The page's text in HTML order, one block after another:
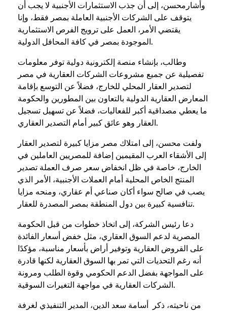
وأشارمحسن، إلى أن جذب الاستثمارات الأجنبية لا يجب أن
يتوقف على الشركات الأجنبية العاملة بمصر فقط، وإنا
يقتضي الأمر، العمل على ترويج الفرص الاستثمارية
الموجودة بمصر في كافة المحافل الدولية.
وطالب، بإنشاء منصة إلكترونية دولية توفر معلومات
تفصيلية عن جميع مشروعات الشركات العقارية في مصر
لتصدير العقار المحلي للخارج، فضلاً عن التوسع بإقامة
المعارض العقارية الدولية بالتعاون بين المطورين والحكومة
ما يعطي مصداقية أكبر للفعاليات، فضلاً عن تسهيل تسجيل
العقار وهو عائق كبير أمام التصدير العقاري.
ولفت محسن، إلى امتلاك مصر مزايا كبيرة لتصدير العقار
إلى الأشقاء العرب المقيمين إضافة للمصريين العاملين في
الخارج، خاصة في ظل انخفاض سعر صرف العملة تصدير
المنتج الخاص المحلية أمام العملات الأجنبية، الأمر الذي
يصب في صالح سواء أكان صناعي أم عقاري، ومنحه مزايا
تنافسية كبيرة بين دول المنطقة بمصر المصدرة للعقار.
دعا رئيس الشركة، إلى اتخاذ خطوات من قبل الحكومة
المصرية لدعم السوق العقاري، مثل خفض أسعار الفائدة
على القروض العقارية وتوفير أراض بأسعار مناسبة، مؤكدًا
أنه رغم التحديات التي تمر بها السوق العقارية لكنها قادرة
على المواجهة بفضل الدعم الحكومي وقوة الطلب ومرونة
الشركات العقارية في مواجهة التغيرات السوقية.
من ناحيته، ذكر أسامة سعد الدين، المدير التنفيذي لغرفة